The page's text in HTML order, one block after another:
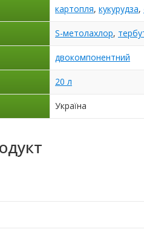
картопля, кукурудза,
S-метолахлор,
двокомпонентний
20 л
Україна